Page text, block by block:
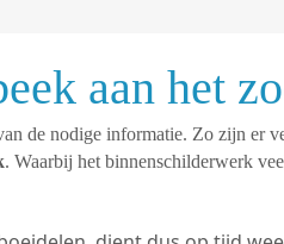
aan het
de nodige informatie. Zo zijn er
. Waarbij het binnenschilderwerk